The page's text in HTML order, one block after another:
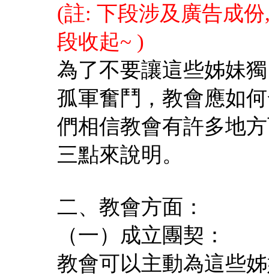
(註: 下段涉及廣告成
段收起~ )
為了不要讓這些姊妹
孤軍奮鬥，教會應如
們相信教會有許多地
三點來說明。
二、教會方面：
（一）成立團契：
教會可以主動為這些